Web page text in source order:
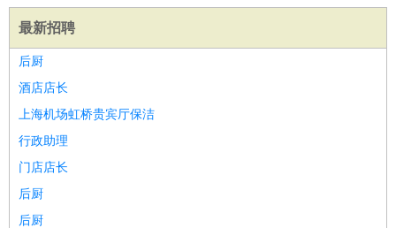
最新招聘
后厨
酒店店长
上海机场虹桥贵宾厅保洁
行政助理
门店店长
后厨
后厨